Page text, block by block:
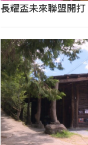
長耀盃未來聯盟開